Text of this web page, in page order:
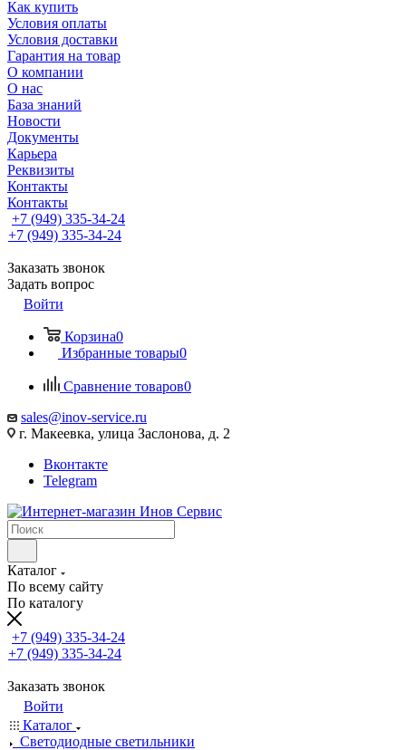
Как купить
Условия оплаты
Условия доставки
Гарантия на товар
О компании
О нас
База знаний
Новости
Документы
Карьера
Реквизиты
Контакты
Контакты
+7 (949) 335-34-24
+7 (949) 335-34-24
Заказать звонок
Задать вопрос
Войти
Корзина0
Избранные товары0
Сравнение товаров0
sales@inov-service.ru
г. Макеевка, улица Заслонова, д. 2
Вконтакте
Telegram
Каталог
По всему сайту
По каталогу
+7 (949) 335-34-24
+7 (949) 335-34-24
Заказать звонок
Войти
Каталог
Светодиодные светильники